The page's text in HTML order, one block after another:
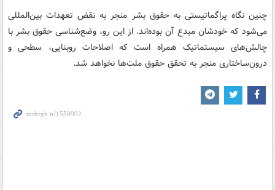
چنین نگاه پراگماتیستی به حقوق بشر منجر به نقض تعهدات بین‌المللی
می‌شود که خودشان مبدع آن بوده‌اند. از این رو، وضع‌شناسی حقوق بشر با
چالش‌های سیستماتیک همراه است که اصلاحات روبنایی، سطحی و
درون‌ساختاری منجر به تحقق حقوق ملت‌ها نخواهد شد.